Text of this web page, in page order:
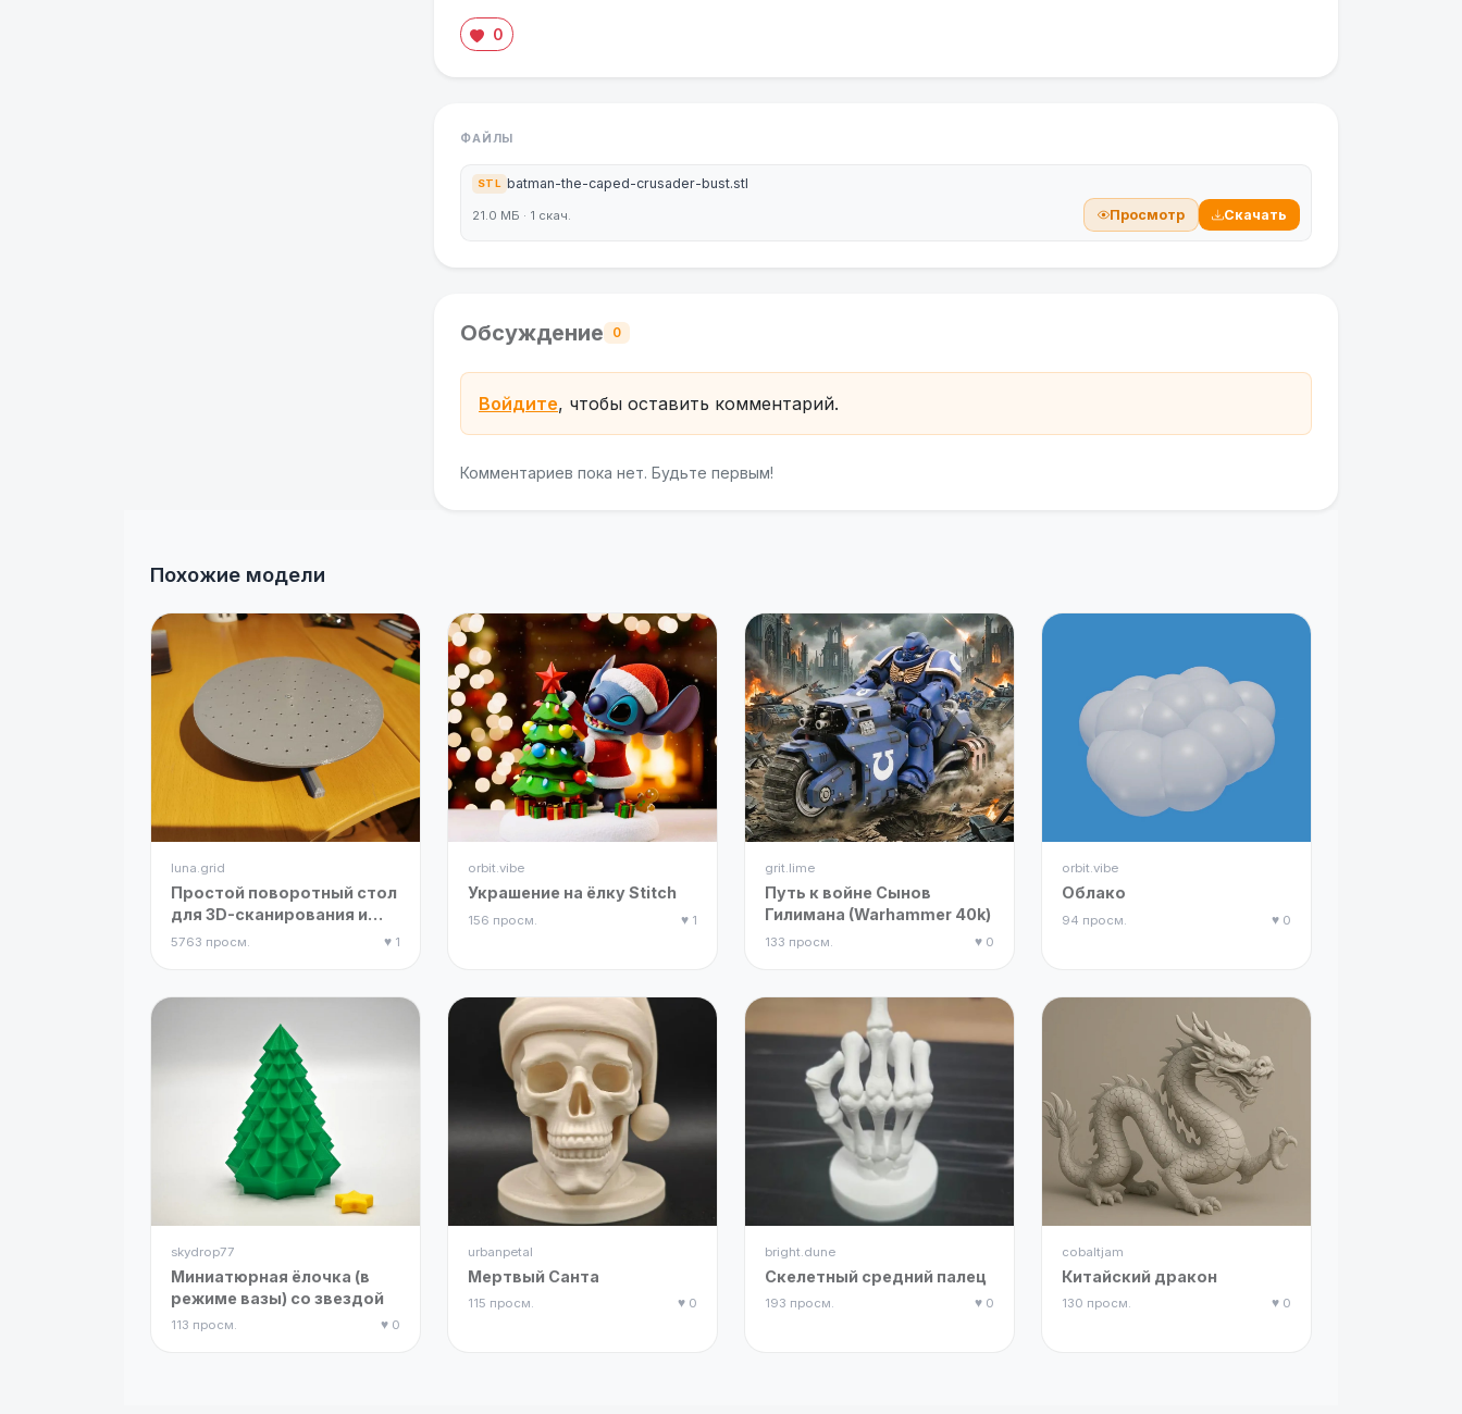
0
ФАЙЛЫ
STL batman-the-caped-crusader-bust.stl
21.0 МБ · 1 скач. Просмотр Скачать
Обсуждение 0
Войдите, чтобы оставить комментарий.
Комментариев пока нет. Будьте первым!
Похожие модели
luna.grid
Простой поворотный стол
для 3D-сканирования и
покраски
5763 просм. ♥ 1
orbit.vibe
Украшение на ёлку Stitch
156 просм. ♥ 1
grit.lime
Путь к войне Сынов
Гилимана (Warhammer 40k)
133 просм. ♥ 0
orbit.vibe
Облако
94 просм. ♥ 0
skydrop77
Миниатюрная ёлочка (в
режиме вазы) со звездой
113 просм. ♥ 0
urbanpetal
Мертвый Санта
115 просм. ♥ 0
bright.dune
Скелетный средний палец
193 просм. ♥ 0
cobaltjam
Китайский дракон
130 просм. ♥ 0